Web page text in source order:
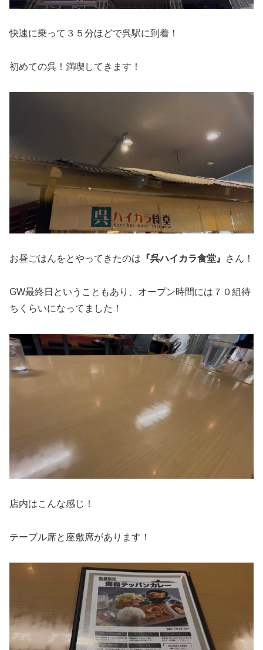
快速に乗って３５分ほどで呉駅に到着！
初めての呉！満喫してきます！
お昼ごはんをとやってきたのは 『呉ハイカラ食堂』 さん！
GW最終日ということもあり、オープン時間には７０組待
ちくらいになってました！
店内はこんな感じ！
テーブル席と座敷席があります！